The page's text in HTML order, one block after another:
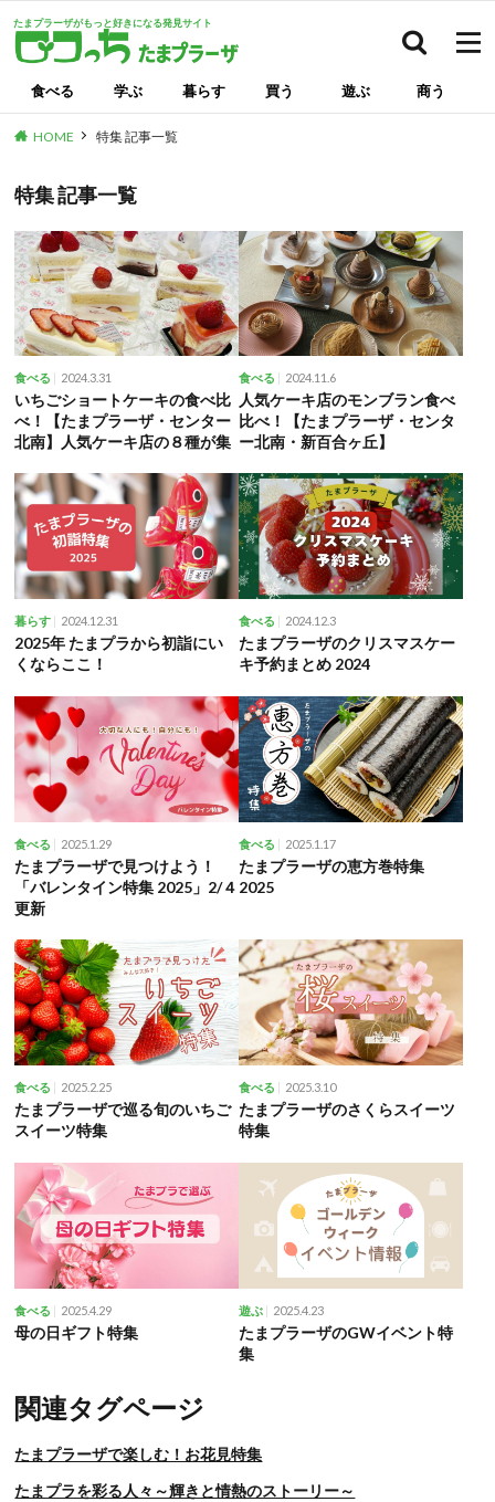
たまプラーザがもっと好きになる発見サイト
食べる 学ぶ 暮らす 買う 遊ぶ 商う
HOME 特集 記事一覧
特集 記事一覧
食べる 2024.3.31
いちごショートケーキの食べ比
べ！【たまプラーザ・センター
北南】人気ケーキ店の８種が集
食べる 2024.11.6
人気ケーキ店のモンブラン食べ
比べ！【たまプラーザ・センタ
ー北南・新百合ヶ丘】
暮らす 2024.12.31
2025年 たまプラから初詣にい
くならここ！
食べる 2024.12.3
たまプラーザのクリスマスケー
キ予約まとめ 2024
食べる 2025.1.29
たまプラーザで見つけよう！
「バレンタイン特集 2025」2/４
更新
食べる 2025.1.17
たまプラーザの恵方巻特集
2025
食べる 2025.2.25
たまプラーザで巡る旬のいちご
スイーツ特集
食べる 2025.3.10
たまプラーザのさくらスイーツ
特集
食べる 2025.4.29
母の日ギフト特集
遊ぶ 2025.4.23
たまプラーザのGWイベント特
集
関連タグページ
たまプラーザで楽しむ！お花見特集
たまプラを彩る人々～輝きと情熱のストーリー～